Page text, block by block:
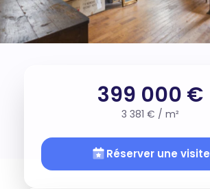
399 000 €
3 381 € / m²
Réserver une visite